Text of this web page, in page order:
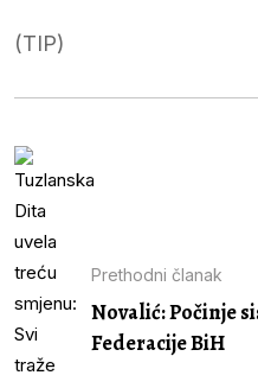
(TIP)
Prethodni članak
Novalić: Počinje
Federacije BiH